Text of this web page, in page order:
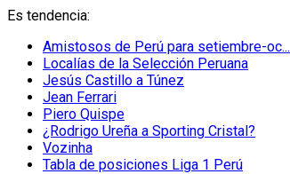
Es tendencia:
Amistosos de Perú para setiembre-oc...
Localías de la Selección Peruana
Jesús Castillo a Túnez
Jean Ferrari
Piero Quispe
¿Rodrigo Ureña a Sporting Cristal?
Vozinha
Tabla de posiciones Liga 1 Perú